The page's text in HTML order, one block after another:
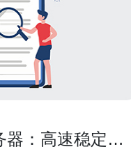
器：高速稳定的